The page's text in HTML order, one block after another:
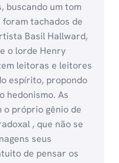
buscando um tom
foram tachados de
Basil Hallward,
o lorde Henry
leitoras e leitores
espírito, propondo
hedonismo. As
o próprio gênio de
, que não se
seus
de pensar os